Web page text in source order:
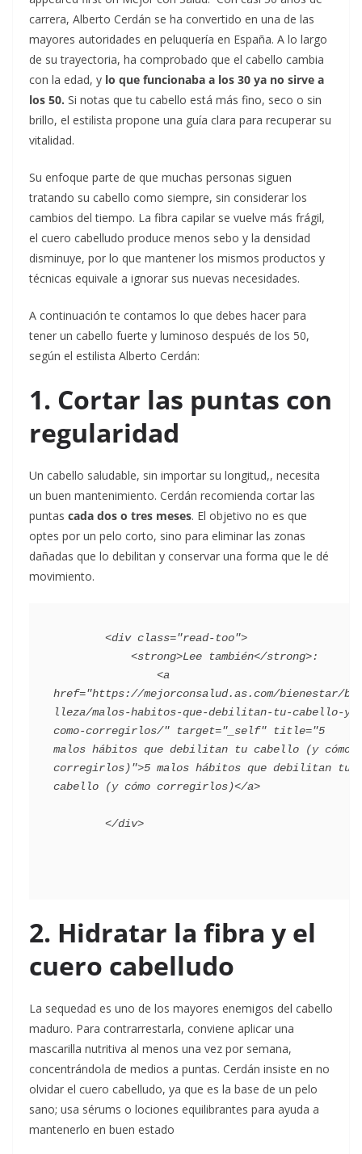
carrera, Alberto Cerdán se ha convertido en una de las
mayores autoridades en peluquería en España. A lo largo
de su trayectoria, ha comprobado que el cabello cambia
con la edad, y lo que funcionaba a los 30 ya no sirve a
los 50. Si notas que tu cabello está más fino, seco o sin
brillo, el estilista propone una guía clara para recuperar su
vitalidad.
Su enfoque parte de que muchas personas siguen
tratando su cabello como siempre, sin considerar los
cambios del tiempo. La fibra capilar se vuelve más frágil,
el cuero cabelludo produce menos sebo y la densidad
disminuye, por lo que mantener los mismos productos y
técnicas equivale a ignorar sus nuevas necesidades.
A continuación te contamos lo que debes hacer para
tener un cabello fuerte y luminoso después de los 50,
según el estilista Alberto Cerdán:
1. Cortar las puntas con
regularidad
Un cabello saludable, sin importar su longitud,, necesita
un buen mantenimiento. Cerdán recomienda cortar las
puntas cada dos o tres meses. El objetivo no es que
optes por un pelo corto, sino para eliminar las zonas
dañadas que lo debilitan y conservar una forma que le dé
movimiento.
href="https://mejorconsalud.as.com/bienestar/be
lleza/malos-habitos-que-debilitan-tu-cabello-y-
como-corregirlos/" target="_self" title="5
malos hábitos que debilitan tu cabello (y cómo
corregirlos)">5 malos hábitos que debilitan tu
cabello (y cómo corregirlos)</a>
2. Hidratar la fibra y el
cuero cabelludo
La sequedad es uno de los mayores enemigos del cabello
maduro. Para contrarrestarla, conviene aplicar una
mascarilla nutritiva al menos una vez por semana,
concentrándola de medios a puntas. Cerdán insiste en no
olvidar el cuero cabelludo, ya que es la base de un pelo
sano; usa sérums o lociones equilibrantes para ayuda a
mantenerlo en buen estado